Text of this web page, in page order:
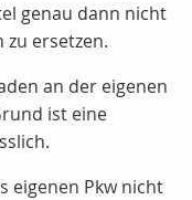
genau dann nicht
ersetzen.
an der eigenen
ist eine
eigenen Pkw nicht